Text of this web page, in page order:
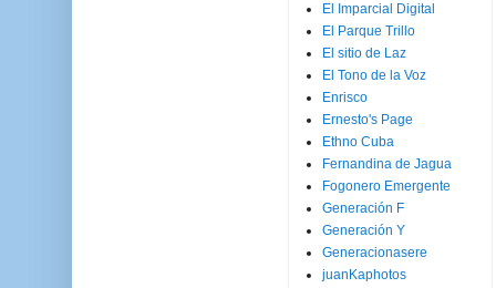
El Imparcial Digital
El Parque Trillo
El sitio de Laz
El Tono de la Voz
Enrisco
Ernesto's Page
Ethno Cuba
Fernandina de Jagua
Fogonero Emergente
Generación F
Generación Y
Generacionasere
juanKaphotos